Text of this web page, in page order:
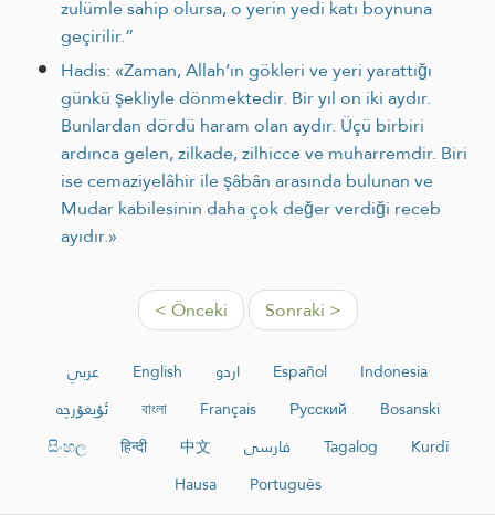
zulümle sahip olursa, o yerin yedi katı boynuna
geçirilir.”
Hadis: «Zaman, Allah’ın gökleri ve yeri yarattığı
günkü şekliyle dönmektedir. Bir yıl on iki aydır.
Bunlardan dördü haram olan aydır. Üçü birbiri
ardınca gelen, zilkade, zilhicce ve muharremdir. Biri
ise cemaziyelâhir ile şâbân arasında bulunan ve
Mudar kabilesinin daha çok değer verdiği receb
ayıdır.»
< Önceki Sonraki >
عربي English اردو Español
Indonesia
ئۇيغۇرچە
বাংলা Français Русский
Bosanski
සිංහල
हिन्दी 中文 فارسی Tagalog
Kurdî
Hausa
Português